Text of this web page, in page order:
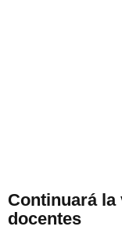
Continuará
docentes